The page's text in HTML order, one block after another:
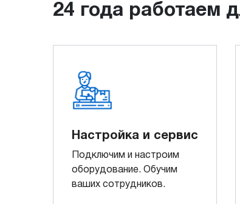
24 года работаем
Настройка и сервис
Подключим и настроим
оборудование. Обучим
ваших сотрудников.